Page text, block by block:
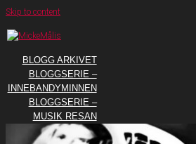
Skip to content
BLOGG ARKIVET
BLOGGSERIE –
INNEBANDYMINNEN
BLOGGSERIE –
MUSIK RESAN